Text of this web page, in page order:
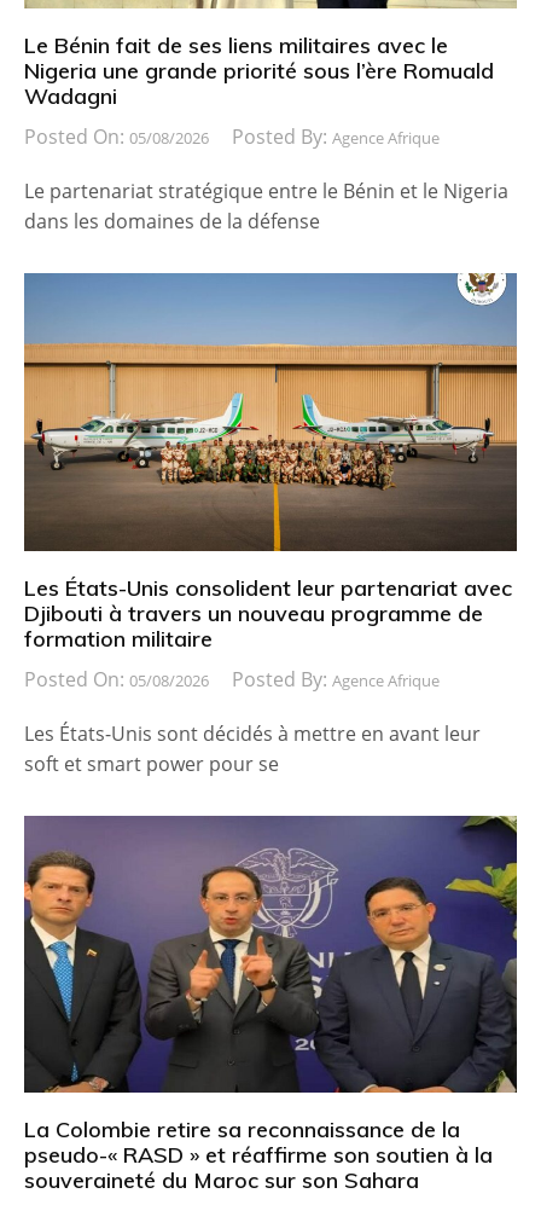
Le Bénin fait de ses liens militaires avec le
Nigeria une grande priorité sous l’ère Romuald
Wadagni
Posted On: 05/08/2026 Posted By: Agence Afrique
Le partenariat stratégique entre le Bénin et le Nigeria
dans les domaines de la défense
Les États-Unis consolident leur partenariat avec
Djibouti à travers un nouveau programme de
formation militaire
Posted On: 05/08/2026 Posted By: Agence Afrique
Les États-Unis sont décidés à mettre en avant leur
soft et smart power pour se
La Colombie retire sa reconnaissance de la
pseudo-« RASD » et réaffirme son soutien à la
souveraineté du Maroc sur son Sahara